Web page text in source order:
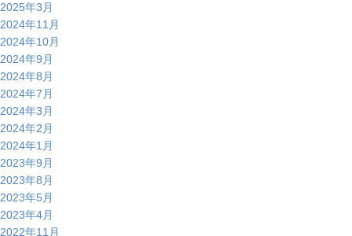
2025年3月
2024年11月
2024年10月
2024年9月
2024年8月
2024年7月
2024年3月
2024年2月
2024年1月
2023年9月
2023年8月
2023年5月
2023年4月
2022年11月